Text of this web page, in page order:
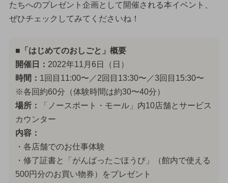
たちへのプレゼント企画として開催される本イベント、
ぜひチェックしてみてくださいね！
■「はじめてのおしごと」概要
開催日： 2022年11月6日（日）
時間： 1回目11:00〜／2回目13:30〜／3回目15:30〜
※各回約60分（体験時間は約30〜40分）
場所：
「ノースポート・モール」内10店舗とサービス
カウンター
内容：
・各店舗でのお仕事体験
・修了証書と「がんばったごほうび」（館内で使える
500円分のお買い物券）をプレゼント